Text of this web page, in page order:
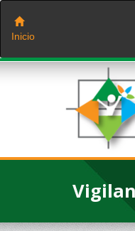
Saltar
contenido
Inicio